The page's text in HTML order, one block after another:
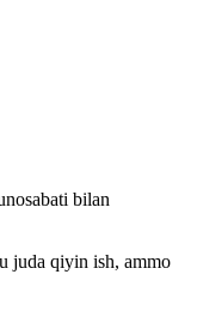
bilan
juda qiyin ish, ammo